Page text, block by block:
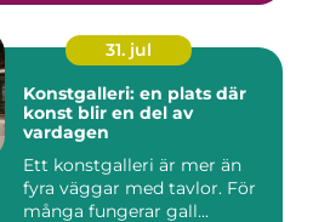
31. jul
Konstgalleri: en plats där
konst blir en del av
vardagen
Ett konstgalleri är mer än
fyra väggar med tavlor. För
många fungerar gall...